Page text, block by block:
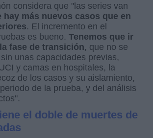
considera que "las series van
hay más nuevos casos que en
. El incremento en el
es bueno.Tenemos que ir
fase de transición, que no se
unas capacidades previas,
y camas en hospitales, la
de los casos y su aislamiento,
de la prueba, y del análisis
el doble de muertes de